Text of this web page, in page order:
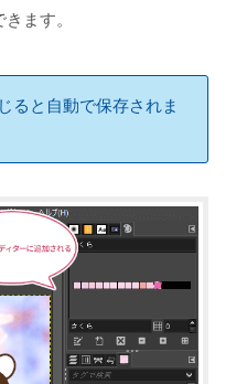
ます。
ると自動で保存されま